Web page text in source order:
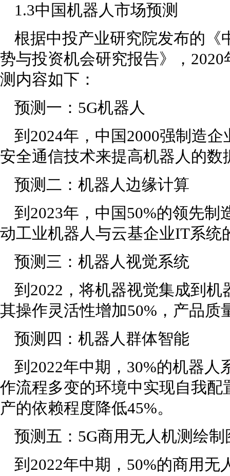
1.3中国机器人市场预测
根据中投产业研究院发布的《
势与投资机会研究报告》，
测内容如下：
预测一：5G机器人
到2024年，中国2000强制造
安全通信技术来提高机器人的
预测二：机器人边缘计算
到2023年，中国50%的领先
动工业机器人与云基企业IT系统
预测三：机器人视觉系统
到2022，将机器视觉集成到
其操作灵活性增加50%，产品质
预测四：机器人群体智能
到2022年中期，30%的机器
作流程多变的环境中实现自我
产的依赖程度降低45%。
预测五：5G商用无人机测绘制
到2022年中期，50%的商用